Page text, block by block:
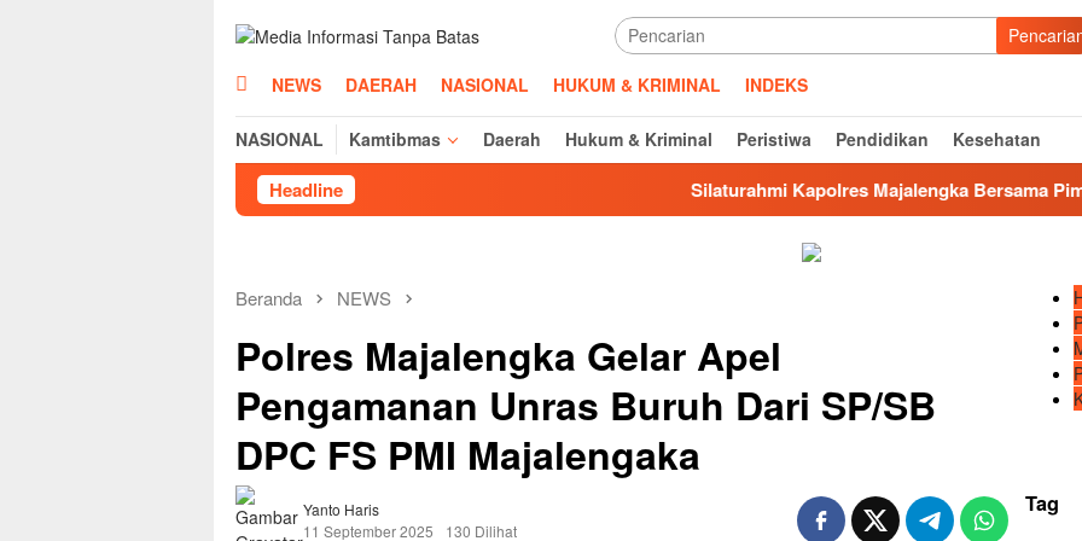
HOME
NEWS DAERAH NASIONAL HUKUM & KRIMINAL INDEKS
NASIONAL Kamtibmas Daerah Hukum & Kriminal Peristiwa Pendidikan Kesehatan
Headline Silaturahmi Kapolres Majalengka Bersama Pimpinan
Beranda NEWS
Polres Majalengka Gelar Apel
Pengamanan Unras Buruh Dari SP/SB
DPC FS PMI Majalengaka
Yanto Haris
11 September 2025
130 Dilihat
Tag